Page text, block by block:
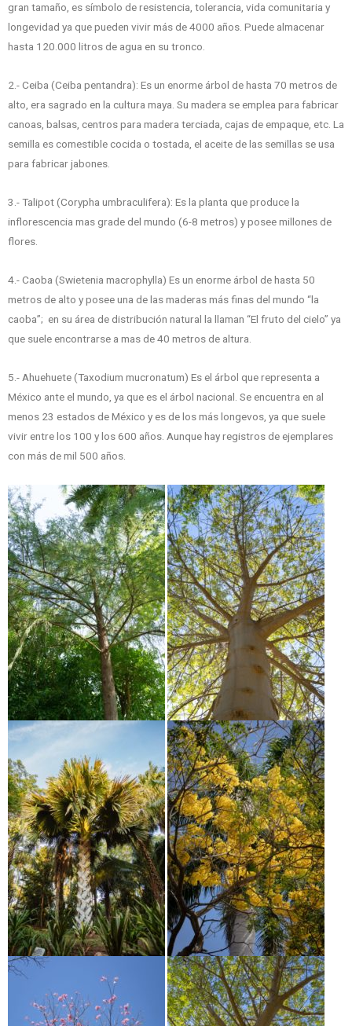
gran tamaño, es símbolo de resistencia, tolerancia, vida comunitaria y
longevidad ya que pueden vivir más de 4000 años. Puede almacenar
hasta 120.000 litros de agua en su tronco.
2.- Ceiba (Ceiba pentandra): Es un enorme árbol de hasta 70 metros de
alto, era sagrado en la cultura maya. Su madera se emplea para fabricar
canoas, balsas, centros para madera terciada, cajas de empaque, etc. La
semilla es comestible cocida o tostada, el aceite de las semillas se usa
para fabricar jabones.
3.- Talipot (Corypha umbraculifera): Es la planta que produce la
inflorescencia mas grade del mundo (6-8 metros) y posee millones de
flores.
4.- Caoba (Swietenia macrophylla) Es un enorme árbol de hasta 50
metros de alto y posee una de las maderas más finas del mundo “la
caoba”; en su área de distribución natural la llaman “El fruto del cielo” ya
que suele encontrarse a mas de 40 metros de altura.
5.- Ahuehuete (Taxodium mucronatum) Es el árbol que representa a
México ante el mundo, ya que es el árbol nacional. Se encuentra en al
menos 23 estados de México y es de los más longevos, ya que suele
vivir entre los 100 y los 600 años. Aunque hay registros de ejemplares
con más de mil 500 años.